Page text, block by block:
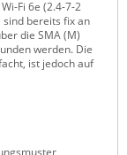
Fi 6e (2.4-7-2
sind bereits fix an
die SMA (M)
werden. Die
ist jedoch auf